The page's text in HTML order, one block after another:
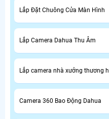
Lắp Đặt Chuông Cửa Màn Hình
Lắp Camera Dahua Thu Âm
Lắp camera nhà xưởng thương
Camera 360 Bao Động Dahua